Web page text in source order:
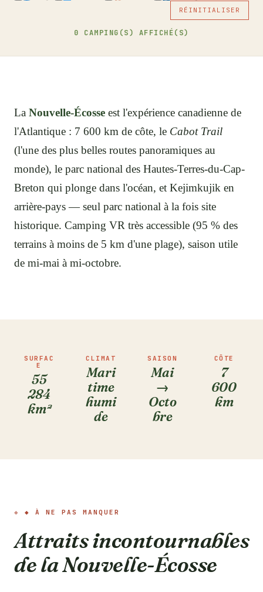
RÉINITIALISER
0 CAMPING(S) AFFICHÉ(S)
La Nouvelle-Écosse est l'expérience canadienne de
l'Atlantique : 7 600 km de côte, le Cabot Trail
(l'une des plus belles routes panoramiques au
monde), le parc national des Hautes-Terres-du-Cap-
Breton qui plonge dans l'océan, et Kejimkujik en
arrière-pays — seul parc national à la fois site
historique. Camping VR très accessible (95 % des
terrains à moins de 5 km d'une plage), saison utile
de mi-mai à mi-octobre.
SURFAC
E
55
284
km²
CLIMAT
Mari
time
humi
de
SAISON
Mai
→
Octo
bre
CÔTE
7
600
km
◆ À NE PAS MANQUER
Attraits incontournables
de la Nouvelle-Écosse